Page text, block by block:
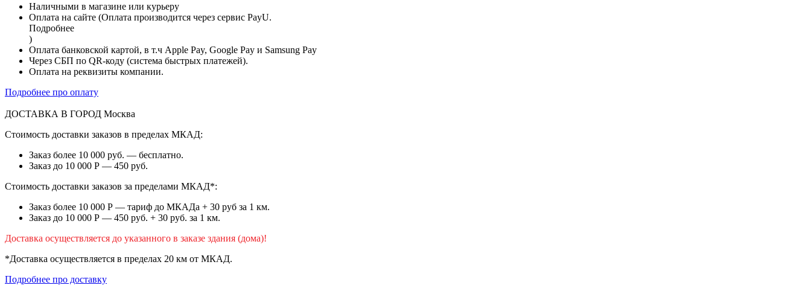
Наличными в магазине или курьеру
Оплата на сайте (Оплата производится через сервис PayU.
Подробнее
)
Оплата банковской картой, в т.ч Apple Pay, Google Pay и Samsung Pay
Через СБП по QR-коду (система быстрых платежей).
Оплата на реквизиты компании.
Подробнее про оплату
ДОСТАВКА В ГОРОД Москва
Стоимость доставки заказов в пределах МКАД:
Заказ более 10 000 руб. — бесплатно.
Заказ до 10 000 Р — 450 руб.
Стоимость доставки заказов за пределами МКАД*:
Заказ более 10 000 Р — тариф до МКАДа + 30 руб за 1 км.
Заказ до 10 000 Р — 450 руб. + 30 руб. за 1 км.
Доставка осуществляется до указанного в заказе здания (дома)!
*Доставка осуществляется в пределах 20 км от МКАД.
Подробнее про доставку